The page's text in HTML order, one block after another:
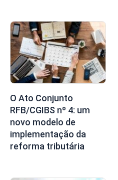
O Ato Conjunto
RFB/CGIBS nº 4: um
novo modelo de
implementação da
reforma tributária